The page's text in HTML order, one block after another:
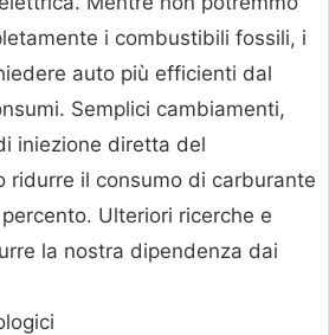
i combustibili fossili, i
auto più efficienti dal
Semplici cambiamenti,
iniezione diretta del
ridurre il consumo di carburante
Ulteriori ricerche e
la nostra dipendenza dai